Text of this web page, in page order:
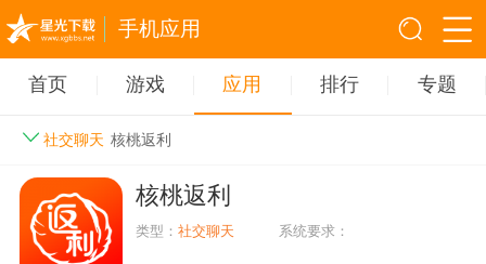
手机应用
首页 游戏 应用 排行 专题
社交聊天 核桃返利
核桃返利
类型：社交聊天 系统要求：